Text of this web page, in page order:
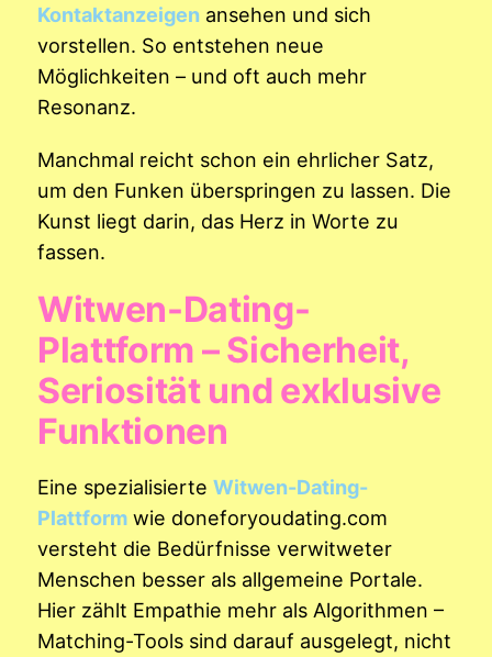
Kontaktanzeigen ansehen und sich
vorstellen. So entstehen neue
Möglichkeiten – und oft auch mehr
Resonanz.
Manchmal reicht schon ein ehrlicher Satz,
um den Funken überspringen zu lassen. Die
Kunst liegt darin, das Herz in Worte zu
fassen.
Witwen-Dating-
Plattform – Sicherheit,
Seriosität und exklusive
Funktionen
Eine spezialisierte Witwen-Dating-
Plattform wie doneforyoudating.com
versteht die Bedürfnisse verwitweter
Menschen besser als allgemeine Portale.
Hier zählt Empathie mehr als Algorithmen –
Matching-Tools sind darauf ausgelegt, nicht